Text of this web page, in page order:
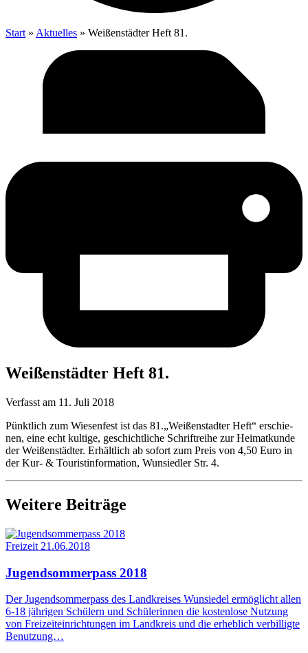
Start » Aktu­el­les » Wei­ßen­städ­ter Heft 81.
Wei­ßen­städ­ter Heft 81.
Verfasst am 11. Juli 2018
Pünkt­lich zum Wie­sen­fest ist das 81.„Weißenstadter Heft“ erschie­
nen, eine echt kul­ti­ge, geschicht­li­che Schrift­rei­he zur Hei­mat­kun­de
der Wei­ßen­städ­ter. Erhält­lich ab sofort zum Preis von 4,50 Euro in
der Kur- & Tou­rist­infor­ma­ti­on, Wun­sied­ler Str. 4.
Weitere Beiträge
Freizeit 21.06.2018
Jugend­som­mer­pass 2018
Der Jugendsommerpass des Landkreises Wunsiedel ermöglicht allen
6-18 jährigen Schülern und Schülerinnen die kostenlose Nutzung
von Freizeiteinrichtungen im Landkreis und die erheblich verbilligte
Benutzung…